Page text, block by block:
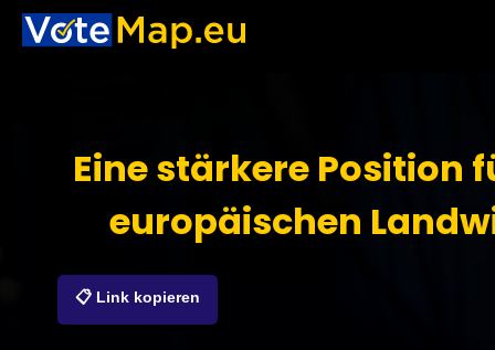
Eine stärkere Position
europäischen
📋 Link kopieren